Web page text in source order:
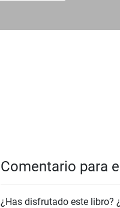
Comentario para
¿Has disfrutado este libro?